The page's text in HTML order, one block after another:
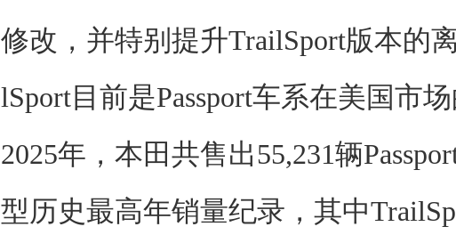
修改，并特别提升TrailSport版本的
lSport目前是Passport车系在美国市
2025年，本田共售出55,231辆
型历史最高年销量纪录，其中